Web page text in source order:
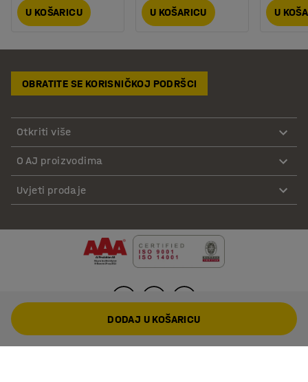
U KOŠARICU U KOŠARICU U
OBRATITE SE KORISNIČKOJ PODRŠCI
Otkriti više
O AJ proizvodima
Uvjeti prodaje
DODAJ U KOŠARICU